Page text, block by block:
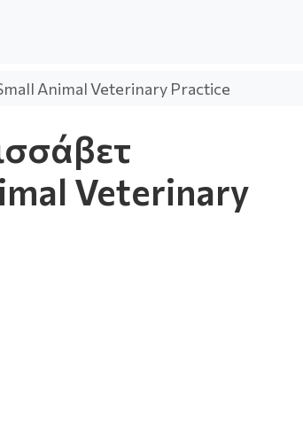
Animal Veterinary Practice
Veterinary